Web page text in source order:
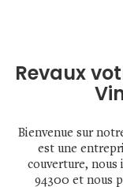
Revaux
Bienvenue sur
est une
couverture, nous
94300 et nous